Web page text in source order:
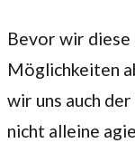
Bevor wir
Möglichkeiten
wir uns auch
nicht alleine